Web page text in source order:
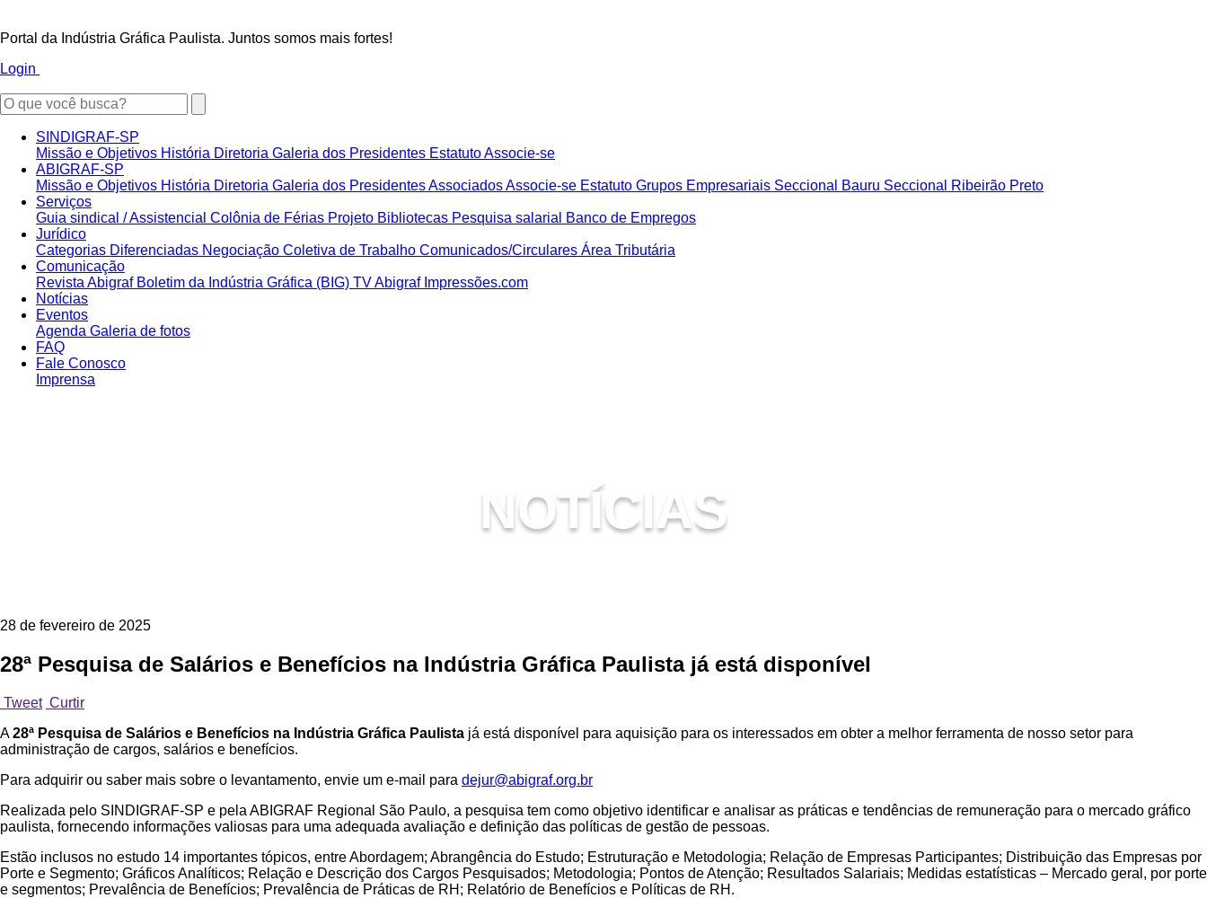
Portal da Indústria Gráfica Paulista. Juntos somos mais fortes!
Login
SINDIGRAF-SP
Missão e Objetivos História Diretoria Galeria dos Presidentes EstatutoAssocie-se
ABIGRAF-SP
Missão e Objetivos História Diretoria Galeria dos PresidentesAssociadosAssocie-se Estatuto Grupos Empresariais Seccional Bauru Seccional Ribeirão Preto
Serviços
Guia sindical / Assistencial Colônia de Férias Projeto Bibliotecas Pesquisa salarial
Banco de Empregos
Jurídico
Categorias Diferenciadas Negociação Coletiva de Trabalho Comunicados/Circulares Área Tributária
Comunicação
Revista Abigraf Boletim da Indústria Gráfica (BIG) TV Abigraf Impressões.com
Notícias
Eventos
Agenda Galeria de fotos
FAQ
Fale Conosco
Imprensa
NOTÍCIAS
28 de fevereiro de 2025
28ª Pesquisa de Salários e Benefícios na Indústria Gráfica Paulista já está disponível
Tweet Curtir
A28ª Pesquisa de Salários e Benefícios na Indústria Gráfica Paulista já está disponível para aquisição para os interessados em obter a melhor ferramenta de nosso setor para
administração de cargos, salários e benefícios.
Para adquirir ou saber mais sobre o levantamento, envie um e-mail para dejur@abigraf.org.br
Realizada pelo SINDIGRAF-SP e pela ABIGRAF Regional São Paulo, a pesquisa tem como objetivo identificar e analisar as práticas e tendências de remuneração para o mercado gráfico
paulista, fornecendo informações valiosas para uma adequada avaliação e definição das políticas de gestão de pessoas.
Estão inclusos no estudo 14 importantes tópicos, entre Abordagem; Abrangência do Estudo; Estruturação e Metodologia; Relação de Empresas Participantes; Distribuição das Empresas por
Porte e Segmento; Gráficos Analíticos; Relação e Descrição dos Cargos Pesquisados; Metodologia; Pontos de Atenção; Resultados Salariais; Medidas estatísticas – Mercado geral, por porte
e segmentos; Prevalência de Benefícios; Prevalência de Práticas de RH; Relatório de Benefícios e Políticas de RH.